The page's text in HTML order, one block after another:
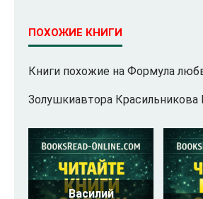
ПОХОЖИЕ КНИГИ
Книги похожие на Формула
Золушкиавтора Красильникова
Василий